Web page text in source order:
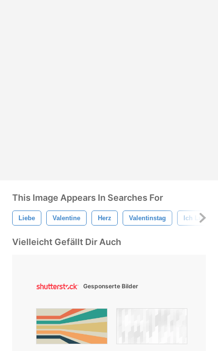
This Image Appears In Searches For
Liebe Valentine Herz Valentinstag Ich Liebe
Vielleicht Gefällt Dir Auch
Gesponserte Bilder